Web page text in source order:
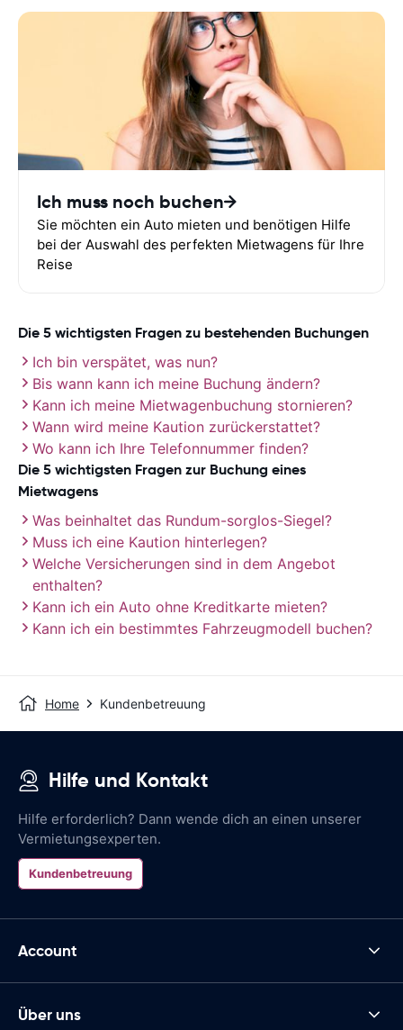
Ich muss noch buchen
Sie möchten ein Auto mieten und benötigen Hilfe
bei der Auswahl des perfekten Mietwagens für Ihre
Reise
Die 5 wichtigsten Fragen zu bestehenden Buchungen
Ich bin verspätet, was nun?
Bis wann kann ich meine Buchung ändern?
Kann ich meine Mietwagenbuchung stornieren?
Wann wird meine Kaution zurückerstattet?
Wo kann ich Ihre Telefonnummer finden?
Die 5 wichtigsten Fragen zur Buchung eines
Mietwagens
Was beinhaltet das Rundum-sorglos-Siegel?
Muss ich eine Kaution hinterlegen?
Welche Versicherungen sind in dem Angebot
enthalten?
Kann ich ein Auto ohne Kreditkarte mieten?
Kann ich ein bestimmtes Fahrzeugmodell buchen?
Home Kundenbetreuung
Hilfe und Kontakt
Hilfe erforderlich? Dann wende dich an einen unserer
Vermietungsexperten.
Kundenbetreuung
Account
Über uns